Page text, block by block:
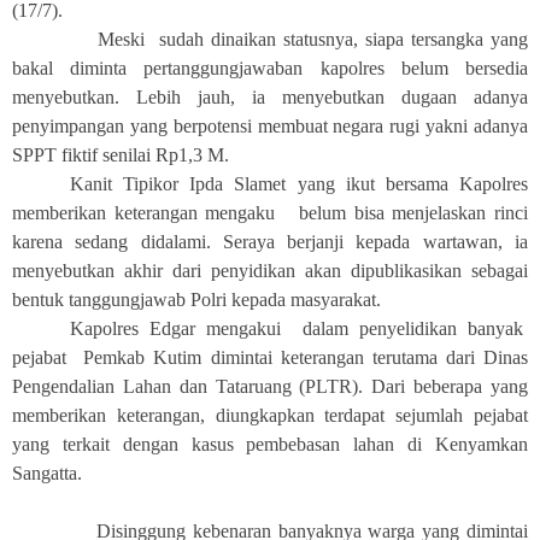
(17/7).
Meski sudah dinaikan statusnya, siapa tersangka yang
bakal diminta pertanggungjawaban kapolres belum bersedia
menyebutkan. Lebih jauh, ia menyebutkan dugaan adanya
penyimpangan yang berpotensi membuat negara rugi yakni adanya
SPPT fiktif senilai Rp1,3 M.
Kanit Tipikor Ipda Slamet yang ikut bersama Kapolres
memberikan keterangan mengaku belum bisa menjelaskan rinci
karena sedang didalami. Seraya berjanji kepada wartawan, ia
menyebutkan akhir dari penyidikan akan dipublikasikan sebagai
bentuk tanggungjawab Polri kepada masyarakat.
Kapolres Edgar mengakui dalam penyelidikan banyak
pejabat Pemkab Kutim dimintai keterangan terutama dari Dinas
Pengendalian Lahan dan Tataruang (PLTR). Dari beberapa yang
memberikan keterangan, diungkapkan terdapat sejumlah pejabat
yang terkait dengan kasus pembebasan lahan di Kenyamkan
Sangatta.
Disinggung kebenaran banyaknya warga yang dimintai